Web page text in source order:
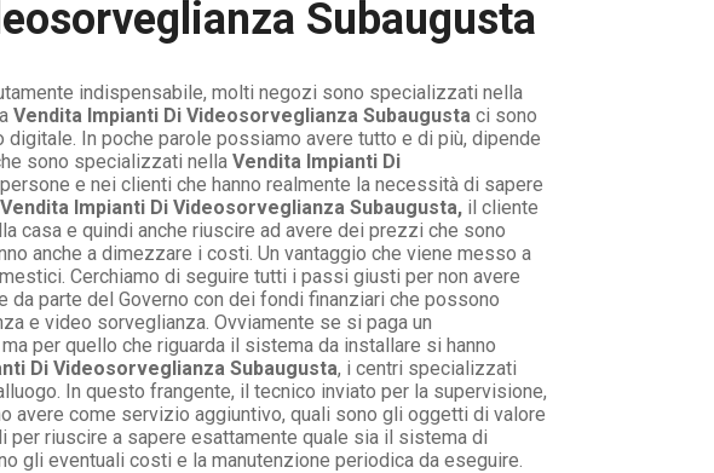
Subaugusta
indispensabile, molti negozi sono specializzati nella
Vendita Impianti Di Videosorveglianza Subaugusta ci sono
In poche parole possiamo avere tutto e di più, dipende
sono specializzati nella Vendita Impianti Di
e nei clienti che hanno realmente la necessità di sapere
Vendita Impianti Di Videosorveglianza Subaugusta, il cliente
casa e quindi anche riuscire ad avere dei prezzi che sono
anche a dimezzare i costi. Un vantaggio che viene messo a
Cerchiamo di seguire tutti i passi giusti per non avere
parte del Governo con dei fondi finanziari che possono
e video sorveglianza. Ovviamente se si paga un
per quello che riguarda il sistema da installare si hanno
Di Videosorveglianza Subaugusta, i centri specializzati
In questo frangente, il tecnico inviato per la supervisione,
avere come servizio aggiuntivo, quali sono gli oggetti di valore
per riuscire a sapere esattamente quale sia il sistema di
gli eventuali costi e la manutenzione periodica da eseguire.